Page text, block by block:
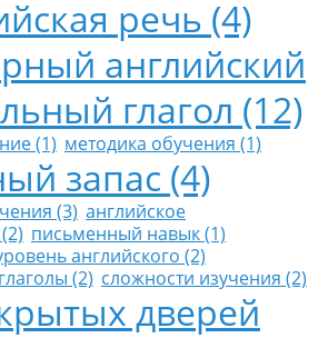
речь (4)
английский
глагол (12)
(1) методика обучения (1)
запас (4)
(3) английское
письменный навык (1)
английского (2)
(2) сложности изучения (2)
дверей